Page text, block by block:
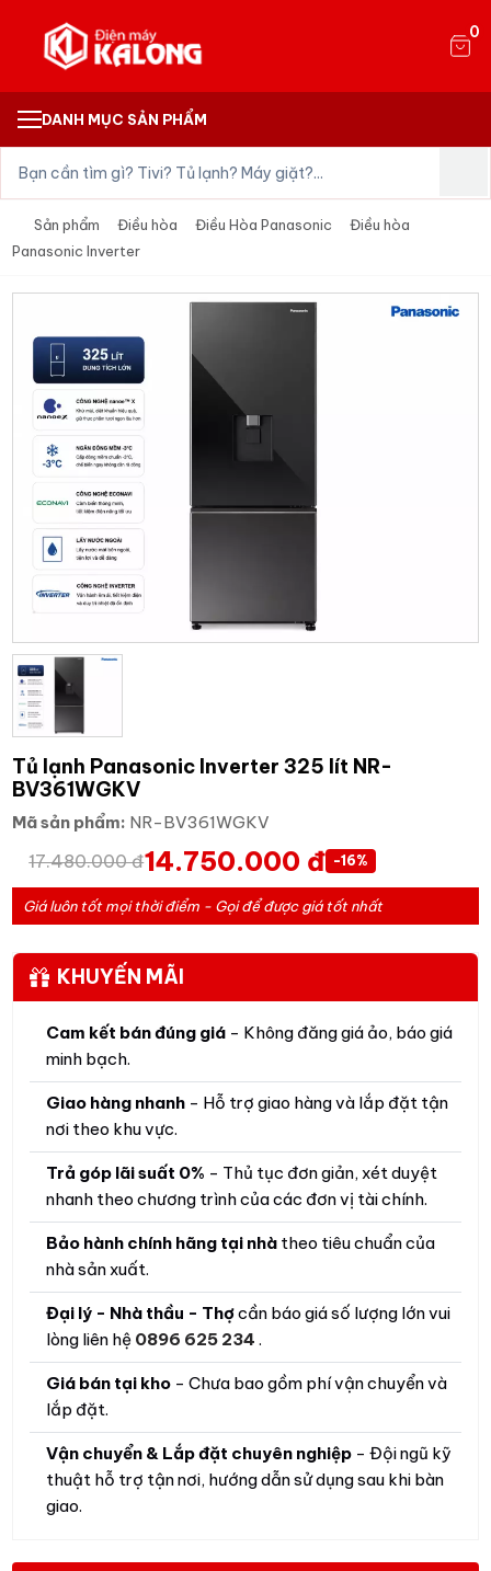
0
DANH MỤC SẢN PHẨM
Sản phẩm Điều hòa Điều Hòa Panasonic
Điều hòa
Panasonic Inverter
Tủ lạnh Panasonic Inverter 325 lít NR-
BV361WGKV
Mã sản phẩm: NR-BV361WGKV
17.480.000 đ14.750.000 đ -16%
Giá luôn tốt mọi thời điểm - Gọi để được giá tốt nhất
KHUYẾN MÃI
Cam kết bán đúng giá - Không đăng giá ảo, báo giá
minh bạch.
Giao hàng nhanh - Hỗ trợ giao hàng và lắp đặt tận
nơi theo khu vực.
Trả góp lãi suất 0% - Thủ tục đơn giản, xét duyệt
nhanh theo chương trình của các đơn vị tài chính.
Bảo hành chính hãng tại nhà theo tiêu chuẩn của
nhà sản xuất.
Đại lý - Nhà thầu - Thợcần báo giá số lượng lớn vui
lòng liên hệ 0896 625 234.
Giá bán tại kho - Chưa bao gồm phí vận chuyển và
lắp đặt.
Vận chuyển & Lắp đặt chuyên nghiệp - Đội ngũ kỹ
thuật hỗ trợ tận nơi, hướng dẫn sử dụng sau khi bàn
giao.